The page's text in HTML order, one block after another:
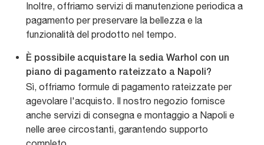
Inoltre, offriamo servizi di manutenzione periodica a
pagamento per preservare la bellezza e la
funzionalità del prodotto nel tempo.
È possibile acquistare la sedia Warhol con un
piano di pagamento rateizzato a Napoli?
Sì, offriamo formule di pagamento rateizzate per
agevolare l'acquisto. Il nostro negozio fornisce
anche servizi di consegna e montaggio a Napoli e
nelle aree circostanti, garantendo supporto